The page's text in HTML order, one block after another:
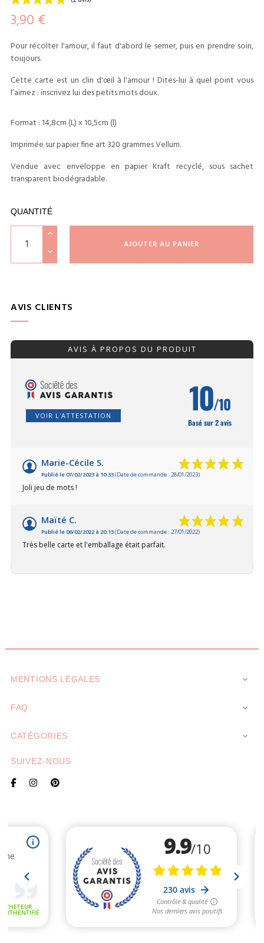
3,90 €
Pour récolter l'amour, il faut d'abord le semer, puis en prendre soin,
toujours.
Cette carte est un clin d'œil à l'amour ! Dites-lui à quel point vous
l’aimez : inscrivez lui des petits mots doux.
Format : 14,8cm (L) x 10,5cm (l)
Imprimée sur papier fine art 320 grammes Vellum.
Vendue avec enveloppe en papier Kraft recyclé, sous sachet
transparent biodégradable.
QUANTITÉ
AJOUTER AU PANIER
AVIS CLIENTS
AVIS À PROPOS DU PRODUIT
VOIR L'ATTESTATION 10/10
Basé sur 2 avis
Marie-Cécile S.
Publié le 07/02/2023 à 10:33(Date de commande : 28/01/2023)
Joli jeu de mots !
Maïté C.
Publié le 06/02/2022 à 20:13(Date de commande : 27/01/2022)
Très belle carte et l'emballage était parfait.
MENTIONS LÉGALES 
FAQ 
CATÉGORIES 
SUIVEZ-NOUS